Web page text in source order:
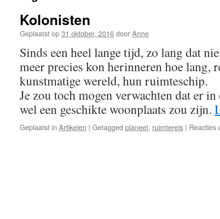
Kolonisten
Geplaatst op31 oktober, 2016doorAnne
Sinds een heel lange tijd, zo lang dat
meer precies kon herinneren hoe lang,
kunstmatige wereld, hun ruimteschip.
Je zou toch mogen verwachten dat er
wel een geschikte woonplaats zou zijn.
Geplaatst in Artikelen | Getagged planeet, ruimtereis | Reacties